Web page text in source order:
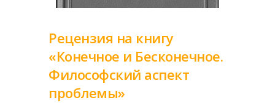
Рецензия на книгу
«Конечное и Бесконечное.
Философский аспект
проблемы»